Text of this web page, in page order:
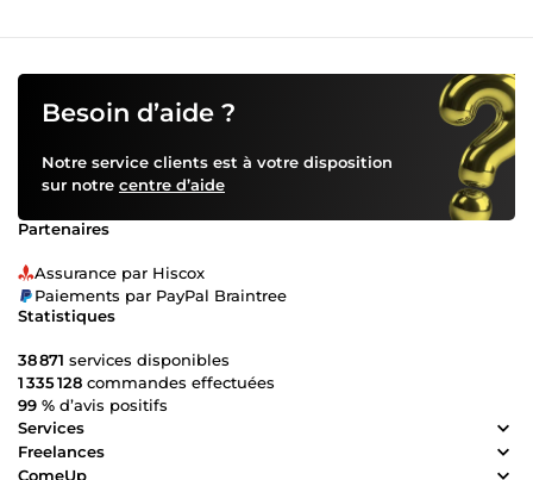
Besoin d’aide ?
Notre service clients est à votre disposition
sur notre centre d’aide
Partenaires
Assurance par Hiscox
Paiements par PayPal Braintree
Statistiques
38 871 services disponibles
1 335 128 commandes effectuées
99 % d’avis positifs
Services
Freelances
ComeUp